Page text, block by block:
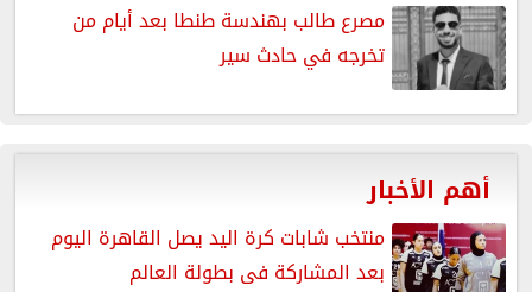
مصرع طالب بهندسة طنطا بعد أيام من
تخرجه في حادث سير
أهم الأخبار
منتخب شابات كرة اليد يصل القاهرة اليوم
بعد المشاركة فى بطولة العالم